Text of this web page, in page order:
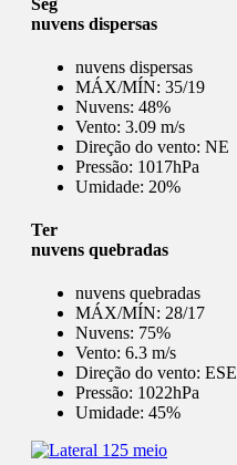
nuvens dispersas
nuvens dispersas
MÁX/MÍN: 35/19
Nuvens: 48%
Vento: 3.09 m/s
Direção do vento: NE
Pressão: 1017hPa
Umidade: 20%
Ter
nuvens quebradas
nuvens quebradas
MÁX/MÍN: 28/17
Nuvens: 75%
Vento: 6.3 m/s
Direção do vento: ESE
Pressão: 1022hPa
Umidade: 45%